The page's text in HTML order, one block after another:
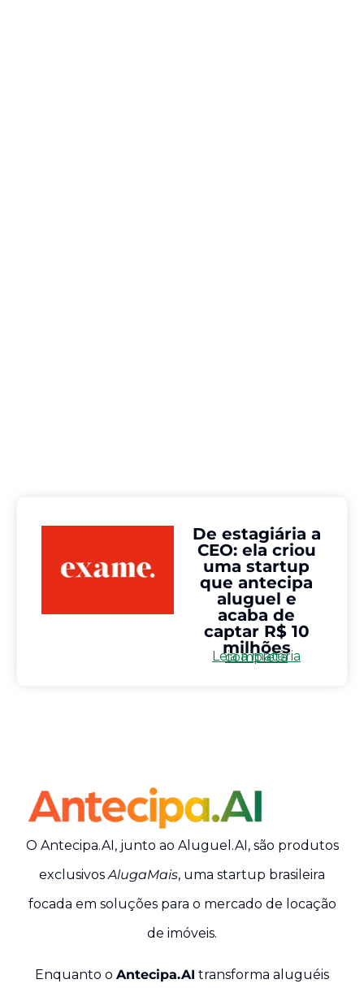
De estagiária a
CEO: ela criou
uma startup
que antecipa
aluguel e
acaba de
captar R$ 10
milhões
Leia a matéria completa
O Antecipa.AI, junto ao Aluguel.AI, são produtos
exclusivosAlugaMais, uma startup brasileira
focada em soluções para o mercado de locação
de imóveis.
Enquanto o Antecipa.AI transforma aluguéis